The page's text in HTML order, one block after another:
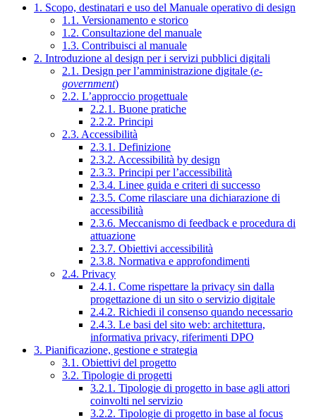
1. Scopo, destinatari e uso del Manuale operativo di design
1.1. Versionamento e storico
1.2. Consultazione del manuale
1.3. Contribuisci al manuale
2. Introduzione al design per i servizi pubblici digitali
2.1. Design per l’amministrazione digitale (e-
government)
2.2. L’approccio progettuale
2.2.1. Buone pratiche
2.2.2. Principi
2.3. Accessibilità
2.3.1. Definizione
2.3.2. Accessibilità by design
2.3.3. Principi per l’accessibilità
2.3.4. Linee guida e criteri di successo
2.3.5. Come rilasciare una dichiarazione di
accessibilità
2.3.6. Meccanismo di feedback e procedura di
attuazione
2.3.7. Obiettivi accessibilità
2.3.8. Normativa e approfondimenti
2.4. Privacy
2.4.1. Come rispettare la privacy sin dalla
progettazione di un sito o servizio digitale
2.4.2. Richiedi il consenso quando necessario
2.4.3. Le basi del sito web: architettura,
informativa privacy, riferimenti DPO
3. Pianificazione, gestione e strategia
3.1. Obiettivi del progetto
3.2. Tipologie di progetti
3.2.1. Tipologie di progetto in base agli attori
coinvolti nel servizio
3.2.2. Tipologie di progetto in base al focus